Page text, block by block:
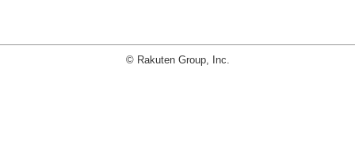
© Rakuten Group, Inc.